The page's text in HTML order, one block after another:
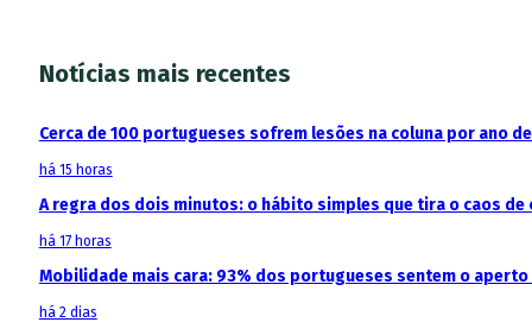
Notícias mais recentes
Cerca de 100 portugueses sofrem lesões na coluna por ano
há 15 horas
A regra dos dois minutos: o hábito simples que tira o caos de
há 17 horas
Mobilidade mais cara: 93% dos portugueses sentem o
há 2 dias